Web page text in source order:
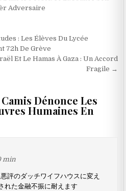
Adversaire
: Les Élèves Du Lycée
72h De Grève
Et Le Hamas À Gaza : Un Accord
Fragile →
Dénonce Les
Humaines En
min
評のダッチワイフハウスに変え
れた金融不振に耐えます